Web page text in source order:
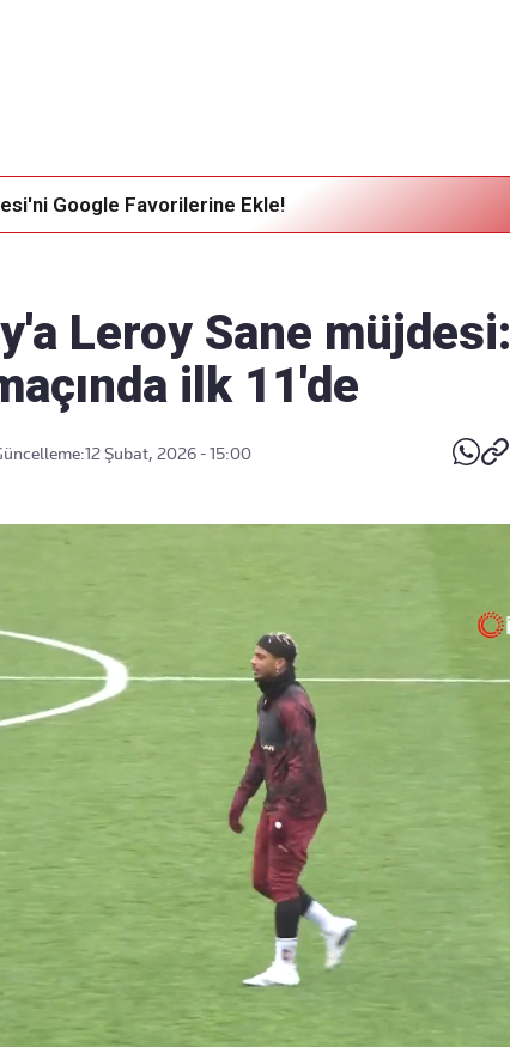
Google Favorilerine Ekle!
Leroy Sane müjdesi:
ilk 11'de
12 Şubat, 2026 - 15:00